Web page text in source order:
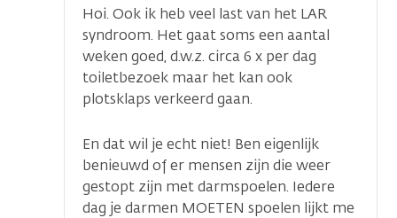
Hoi. Ook ik heb veel last van het LAR
syndroom. Het gaat soms een aantal
weken goed, d.w.z. circa 6 x per dag
toiletbezoek maar het kan ook
plotsklaps verkeerd gaan.
En dat wil je echt niet! Ben eigenlijk
benieuwd of er mensen zijn die weer
gestopt zijn met darmspoelen. Iedere
dag je darmen MOETEN spoelen lijkt me